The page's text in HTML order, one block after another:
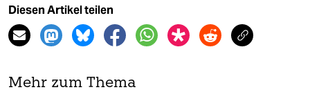
Diesen Artikel teilen
Mehr zum Thema